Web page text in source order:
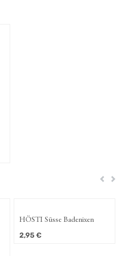
Zurück
HÖSTI Süsse Badenixen
2,95€